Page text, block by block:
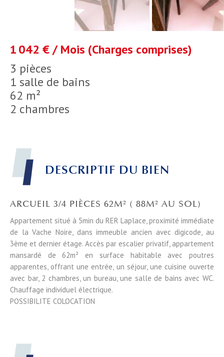
3 pièces
1 salle de bains
62 m²
2 chambres
1 042 € / Mois (Charges comprises)
DESCRIPTIF DU BIEN
ARCUEIL 3/4 PIÈCES 62M² ( 88M² AU SOL)
Appartement situé à 5min du RER Laplace, proximité immédiate
de la Vache Noire, dans immeuble ancien avec digicode, au
3ème et dernier étage. Accès par escalier privatif, appartement
mansardé de 62m² en surface habitable avec poutres
apparentes, offrant une entrée, un séjour, une cuisine ouverte
avec bar, 2 chambres, un bureau, une salle de bains avec WC.
Chauffage individuel électrique.
POSSIBILITE COLOCATION